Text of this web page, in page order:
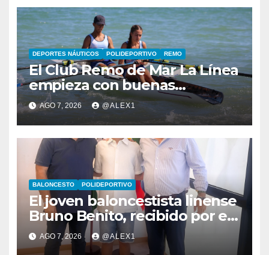
DEPORTES NÁUTICOS POLIDEPORTIVO REMO
El Club Remo de Mar La Línea
empieza con buenas
sensaciones el Campeonato
de España de Beach Sprint
AGO 7, 2026 @ALEX1
BALONCESTO POLIDEPORTIVO
El joven baloncestista linense
Bruno Benito, recibido por el
alcalde, Juan Franco, en el
Ayuntamiento de la ciudad
AGO 7, 2026 @ALEX1